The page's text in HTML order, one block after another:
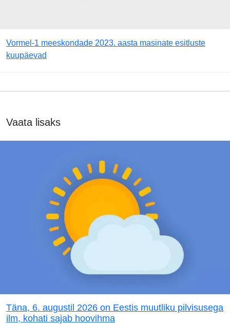
Vormel-1 meeskondade 2023. aasta masinate esitluste
kuupäevad
Vaata lisaks
Täna, 6. augustil 2026 on Eestis muutliku pilvisusega
ilm, kohati sajab hoovihma